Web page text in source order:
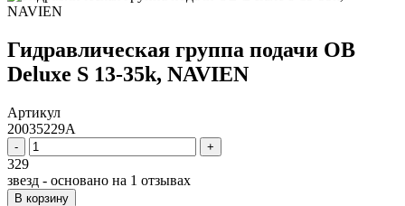
Гидравлическая группа подачи ОВ
Deluxe S 13-35k, NAVIEN
Артикул
20035229A
- +
329
звезд - основано на 1 отзывах
В корзину